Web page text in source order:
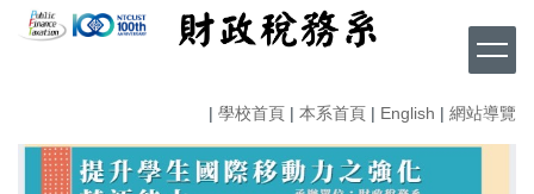
到
容
| 學校首頁 | 本系首頁 | English | 網站導覽